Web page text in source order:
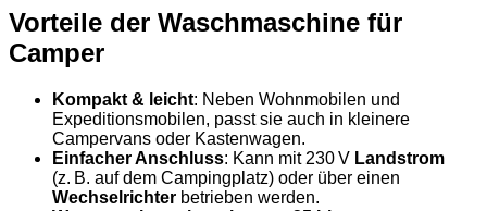
Vorteile der Waschmaschine für
Camper
Kompakt & leicht: Neben Wohnmobilen und
Expeditionsmobilen, passt sie auch in kleinere
Campervans oder Kastenwagen.
Einfacher Anschluss: Kann mit 230 V Landstrom
(z. B. auf dem Campingplatz) oder über einen
Wechselrichter betrieben werden.